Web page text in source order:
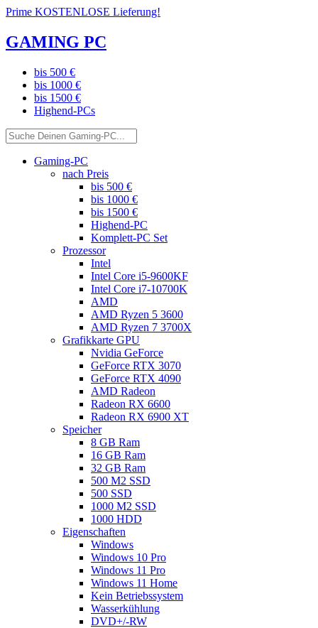
Prime KOSTENLOSE Lieferung!
GAMING PC
bis 500 €
bis 1000 €
bis 1500 €
Highend-PCs
Gaming-PC
nach Preis
bis 500 €
bis 1000 €
bis 1500 €
Highend-PC
Komplett-PC Set
Prozessor
Intel
Intel Core i5-9600KF
Intel Core i7-10700K
AMD
AMD Ryzen 5 3600
AMD Ryzen 7 3700X
Grafikkarte GPU
Nvidia GeForce
GeForce RTX 3070
GeForce RTX 4090
AMD Radeon
Radeon RX 6600
Radeon RX 6900 XT
Speicher
8 GB Ram
16 GB Ram
32 GB Ram
500 M2 SSD
500 SSD
1000 M2 SSD
1000 HDD
Eigenschaften
Windows
Windows 10 Pro
Windows 11 Pro
Windows 11 Home
Kein Betriebssystem
Wasserkühlung
DVD+/-RW